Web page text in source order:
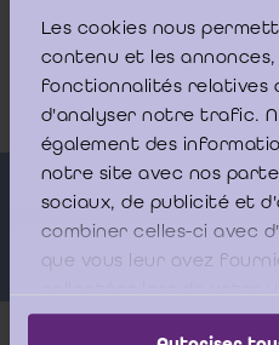
Les cookies nous
contenu et les
fonctionnalités relatives
d'analyser notre trafic.
également des
notre site avec nos
sociaux, de publicité et
combiner celles-ci avec
que vous leur avez
services.
IBR/IRE - Bâtiment
Albert II-laan, 19
1210